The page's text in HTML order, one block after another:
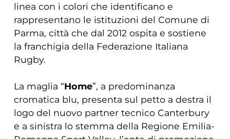
linea con i colori che identificano e
rappresentano le istituzioni del Comune di
Parma, città che dal 2012 ospita e sostiene
la franchigia della Federazione Italiana
Rugby.
La maglia “Home”, a predominanza
cromatica blu, presenta sul petto a destra il
logo del nuovo partner tecnico Canterbury
e a sinistra lo stemma della Regione Emilia-